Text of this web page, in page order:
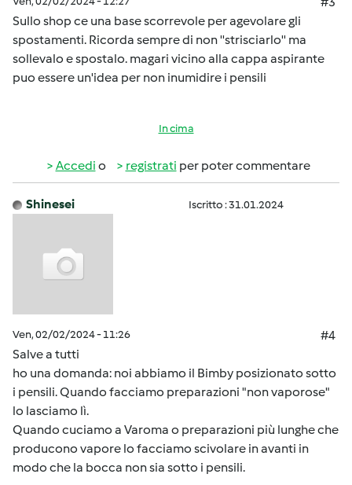
Sullo shop ce una base scorrevole per agevolare gli
spostamenti. Ricorda sempre di non ''strisciarlo'' ma
sollevalo e spostalo. magari vicino alla cappa aspirante
puo essere un'idea per non inumidire i pensili
In cima
Accedi o registrati per poter commentare
Shinesei Iscritto : 31.01.2024
Ven, 02/02/2024 - 11:26
#4
Salve a tutti
ho una domanda: noi abbiamo il Bimby posizionato sotto
i pensili. Quando facciamo preparazioni "non vaporose"
lo lasciamo lì.
Quando cuciamo a Varoma o preparazioni più lunghe che
producono vapore lo facciamo scivolare in avanti in
modo che la bocca non sia sotto i pensili.